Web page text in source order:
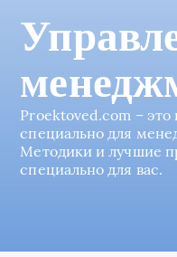
Proektoved.com – это
специально для
Методики и лучшие
специально для вас.